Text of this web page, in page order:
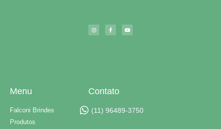
Menu
Falconi Brindes
Produtos
Contato
(11) 96489-3750